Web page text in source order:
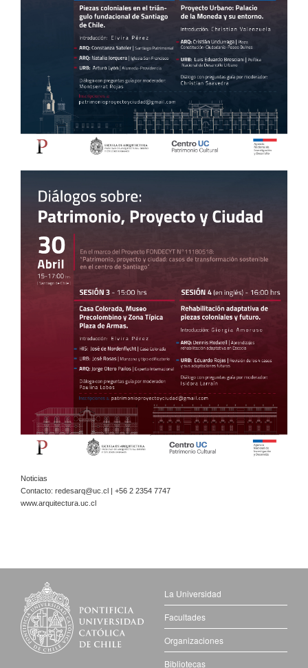
Noticias
Contacto: redesarq@uc.cl | +56 2 2354 7747
www.arquitectura.uc.cl
La Universidad
Facultades
Organizaciones
Bibliotecas